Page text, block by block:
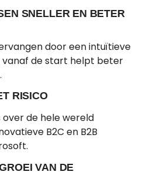
SNELLER EN BETER
door een intuïtieve
vanaf de start helpt beter
RISICO
de hele wereld
B2C en B2B
VAN DE